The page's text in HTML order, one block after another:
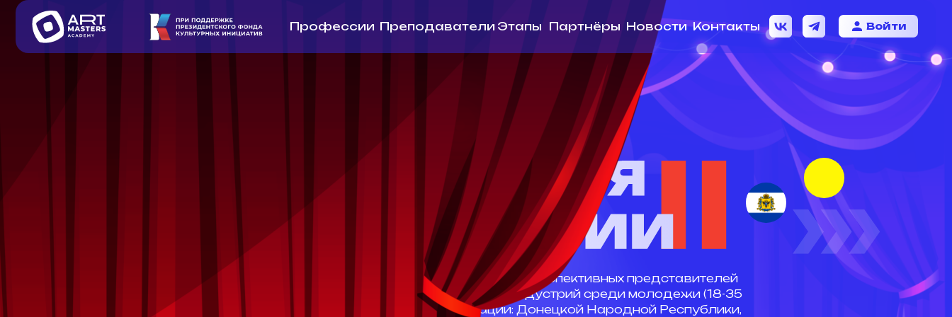
ПреподавателиЭтапы Партнёры Контакты
Профессии Войти
Новости
Образовательный проект
по направлению «ТЕАТР»
Проект по выявлению, развитию и интеграции перспективных представителей
творческих профессий в сфере креативных индустрий среди молодежи (18-35
лет) новых регионов Российской Федерации: Донецкой Народной Республики,
Луганской Народной Республики, Запорожской области, Херсонской области